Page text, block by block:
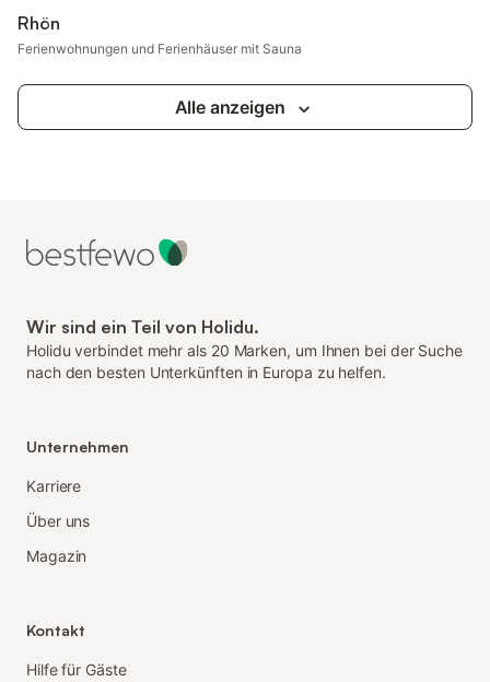
Rhön
Ferienwohnungen und Ferienhäuser mit Sauna
Alle anzeigen
Wir sind ein Teil von Holidu.
Holidu verbindet mehr als 20 Marken, um Ihnen bei der Suche
nach den besten Unterkünften in Europa zu helfen.
Unternehmen
Karriere
Über uns
Magazin
Kontakt
Hilfe für Gäste